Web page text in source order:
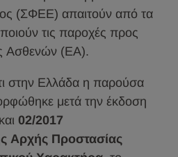
(ΣΦΕΕ) απαιτούν από τα
τις παροχές προς
Ασθενών (ΕΑ).
στην Ελλάδα η παρούσα
μετά την έκδοση
και 02/2017
Αρχής Προστασίας